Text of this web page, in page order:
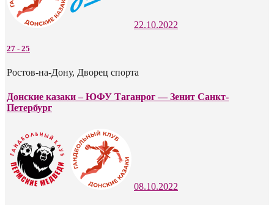
22.10.2022
27 - 25
Ростов-на-Дону, Дворец спорта
Донские казаки – ЮФУ Таганрог — Зенит Санкт-
Петербург
08.10.2022